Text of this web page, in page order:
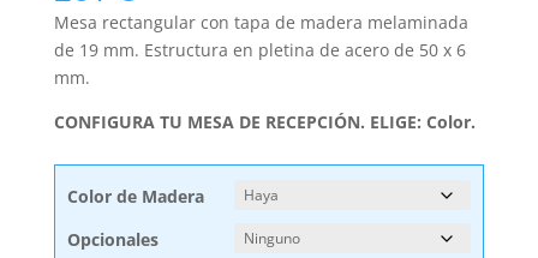
Mesa rectangular con tapa de madera melaminada
de 19 mm. Estructura en pletina de acero de 50 x 6
mm.
CONFIGURA TU MESA DE RECEPCIÓN. ELIGE: Color.
Color de Madera
Opcionales